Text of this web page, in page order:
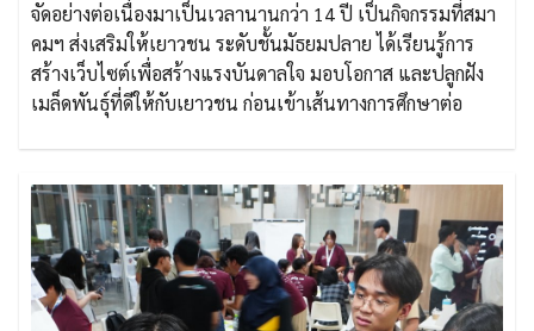
จัดอย่างต่อเนื่องมาเป็นเวลานานกว่า 14 ปี เป็นกิจกรรมที่สมา
คมฯ ส่งเสริมให้เยาวชน ระดับชั้นมัธยมปลาย ได้เรียนรู้การ
สร้างเว็บไซต์เพื่อสร้างแรงบันดาลใจ มอบโอกาส และปลูกฝัง
เมล็ดพันธุ์ที่ดีให้กับเยาวชน ก่อนเข้าเส้นทางการศึกษาต่อ